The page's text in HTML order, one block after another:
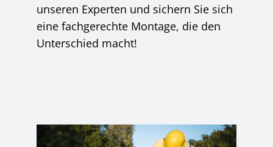
unseren Experten und sichern Sie sich
eine fachgerechte Montage, die den
Unterschied macht!